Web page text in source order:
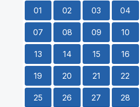
01 02 03 04
07 08 09 10
13 14 15 16
19 20 21 22
25 26 27 28